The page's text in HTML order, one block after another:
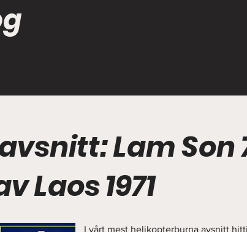
Lam Son
Laos 1971
I vårt mest helikopterburna avsnitt